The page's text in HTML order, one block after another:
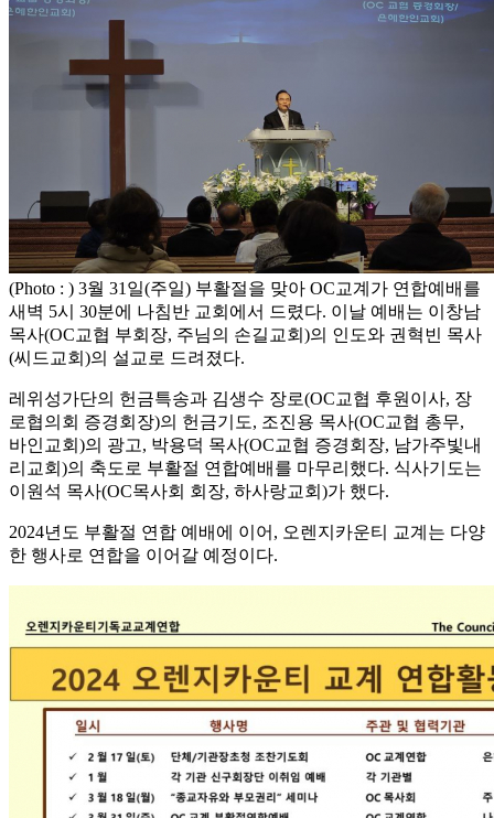
(Photo : ) 3월 31일(주일) 부활절을 맞아 OC교계가 연합예배를
새벽 5시 30분에 나침반 교회에서 드렸다. 이날 예배는 이창남
목사(OC교협 부회장, 주님의 손길교회)의 인도와 권혁빈 목사
(씨드교회)의 설교로 드려졌다.
레위성가단의 헌금특송과 김생수 장로(OC교협 후원이사, 장
로협의회 증경회장)의 헌금기도, 조진용 목사(OC교협 총무,
바인교회)의 광고, 박용덕 목사(OC교협 증경회장, 남가주빛내
리교회)의 축도로 부활절 연합예배를 마무리했다. 식사기도는
이원석 목사(OC목사회 회장, 하사랑교회)가 했다.
2024년도 부활절 연합 예배에 이어, 오렌지카운티 교계는 다양
한 행사로 연합을 이어갈 예정이다.